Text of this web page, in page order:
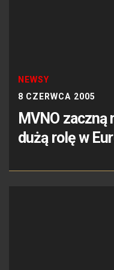
NEWSY
8 CZERWCA 2005
MVNO
dużą rolę w